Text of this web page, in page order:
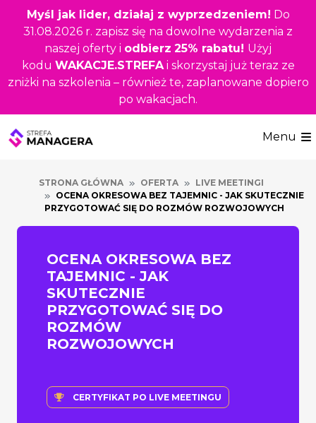
Przejdź
treści
Myśl jak lider, działaj z wyprzedzeniem! Do
31.08.2026 r. zapisz się na dowolne wydarzenia z
naszej oferty i odbierz 25% rabatu! Użyj
kodu WAKACJE.STREFAi skorzystaj już teraz ze
zniżki na szkolenia – również te, zaplanowane dopiero
po wakacjach.
Menu
STRONA GŁÓWNA OFERTA
LIVE MEETINGI
OCENA OKRESOWA BEZ TAJEMNIC - JAK SKUTECZNIE
PRZYGOTOWAĆ SIĘ DO ROZMÓW ROZWOJOWYCH
OCENA OKRESOWA BEZ
TAJEMNIC - JAK
SKUTECZNIE
PRZYGOTOWAĆ SIĘ DO
ROZMÓW
ROZWOJOWYCH
CERTYFIKAT PO LIVE MEETINGU